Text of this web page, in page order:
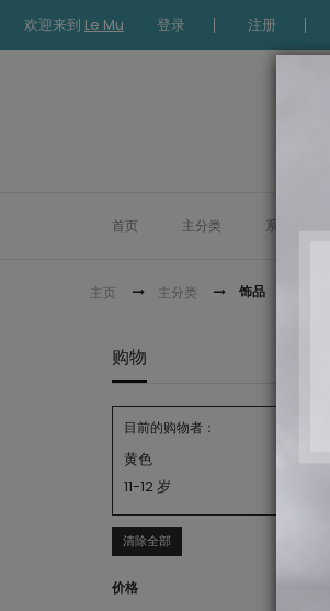
欢迎来到 Le Mu 登录 注册
首页 主分类 系列
主页 主分类 饰品
购物
目前的购物者：
黄色
11-12 岁
清除全部
价格